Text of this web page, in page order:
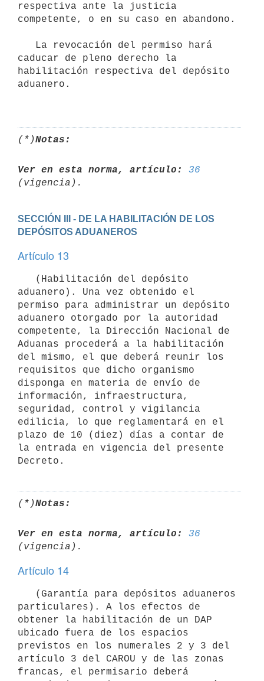
respectiva ante la justicia
competente, o en su caso en abandono.
caducar de pleno derecho la
habilitación respectiva del depósito
aduanero.
(*)Notas:
Ver en esta norma, artículo:
36
SECCIÓN III - DE LA HABILITACIÓN DE LOS
DEPÓSITOS ADUANEROS
Artículo 13
aduanero). Una vez obtenido el
permiso para administrar un depósito
aduanero otorgado por la autoridad
competente, la Dirección Nacional de
Aduanas procederá a la habilitación
del mismo, el que deberá reunir los
requisitos que dicho organismo
disponga en materia de envío de
información, infraestructura,
seguridad, control y vigilancia
edilicia, lo que reglamentará en el
plazo de 10 (diez) días a contar de
la entrada en vigencia del presente
(*)Notas:
Ver en esta norma, artículo:
36
Artículo 14
particulares). A los efectos de
obtener la habilitación de un DAP
ubicado fuera de los espacios
previstos en los numerales 2 y 3 del
artículo 3 del CAROU y de las zonas
francas, el permisario deberá